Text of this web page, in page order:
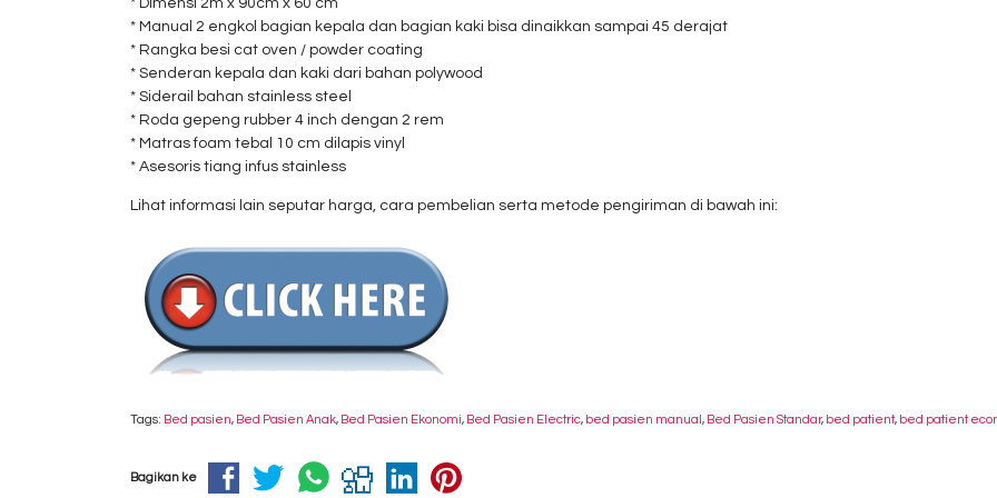
* Dimensi 2m x 90cm x 60 cm
* Manual 2 engkol bagian kepala dan bagian kaki bisa dinaikkan sampai 45 derajat
* Rangka besi cat oven / powder coating
* Senderan kepala dan kaki dari bahan polywood
* Siderail bahan stainless steel
* Roda gepeng rubber 4 inch dengan 2 rem
* Matras foam tebal 10 cm dilapis vinyl
* Asesoris tiang infus stainless
Lihat informasi lain seputar harga, cara pembelian serta metode pengiriman di bawah ini:
Tags: Bed pasien, Bed Pasien Anak, Bed Pasien Ekonomi, Bed Pasien Electric, bed pasien manual , Bed Pasien Standar, bed patient, bed patient
Bagikan ke